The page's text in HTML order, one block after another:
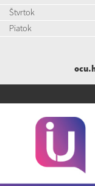
Štvrtok
Piatok